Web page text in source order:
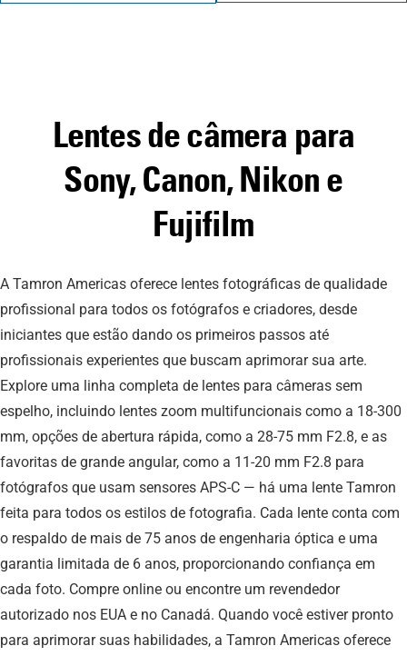
Lentes de câmera para
Sony, Canon, Nikon e
Fujifilm
A Tamron Americas oferece lentes fotográficas de qualidade
profissional para todos os fotógrafos e criadores, desde
iniciantes que estão dando os primeiros passos até
profissionais experientes que buscam aprimorar sua arte.
Explore uma linha completa de lentes para câmeras sem
espelho, incluindo lentes zoom multifuncionais como a 18-300
mm, opções de abertura rápida, como a 28-75 mm F2.8, e as
favoritas de grande angular, como a 11-20 mm F2.8 para
fotógrafos que usam sensores APS-C — há uma lente Tamron
feita para todos os estilos de fotografia. Cada lente conta com
o respaldo de mais de 75 anos de engenharia óptica e uma
garantia limitada de 6 anos, proporcionando confiança em
cada foto. Compre online ou encontre um revendedor
autorizado nos EUA e no Canadá. Quando você estiver pronto
para aprimorar suas habilidades, a Tamron Americas oferece